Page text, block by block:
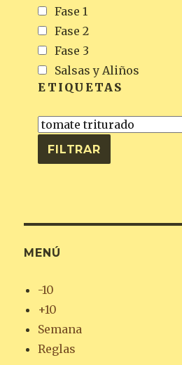
Fase 1
Fase 2
Fase 3
Salsas y Aliños
ETIQUETAS
MENÚ
-10
+10
Semana
Reglas